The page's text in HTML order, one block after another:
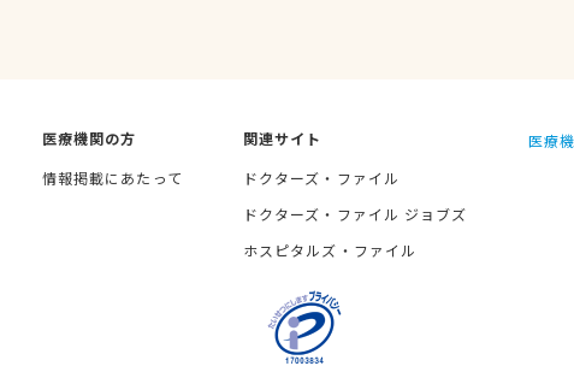
医療機関の方
情報掲載にあたって
関連サイト
ドクターズ・ファイル
ドクターズ・ファイル ジョブズ
ホスピタルズ・ファイル
医療